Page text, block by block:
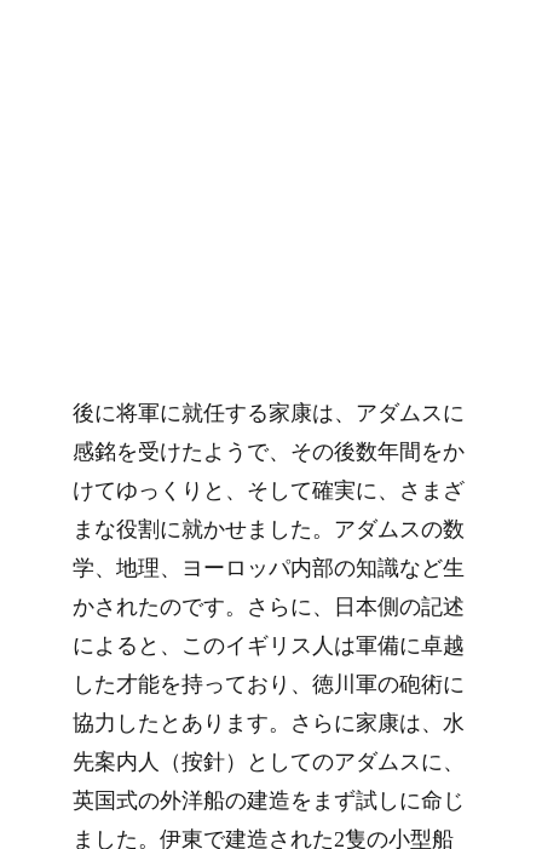
後に将軍に就任する家康は、アダムスに
感銘を受けたようで、その後数年間をか
けてゆっくりと、そして確実に、さまざ
まな役割に就かせました。アダムスの数
学、地理、ヨーロッパ内部の知識など生
かされたのです。さらに、日本側の記述
によると、このイギリス人は軍備に卓越
した才能を持っており、徳川軍の砲術に
協力したとあります。さらに家康は、水
先案内人（按針）としてのアダムスに、
英国式の外洋船の建造をまず試しに命じ
ました。伊東で建造された2隻の小型船